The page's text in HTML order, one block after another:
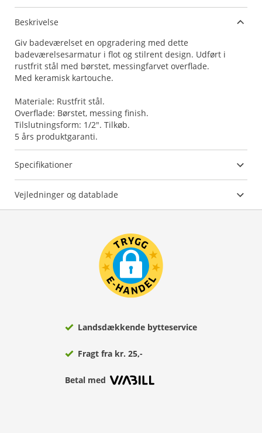
Beskrivelse
Giv badeværelset en opgradering med dette
badeværelsesarmatur i flot og stilrent design. Udført i
rustfrit stål med børstet, messingfarvet overflade.
Med keramisk kartouche.
Materiale: Rustfrit stål.
Overflade: Børstet, messing finish.
Tilslutningsform: 1/2". Tilkøb.
5 års produktgaranti.
Specifikationer
Vejledninger og datablade
Landsdækkende bytteservice
Fragt fra kr. 25,-
Betal med